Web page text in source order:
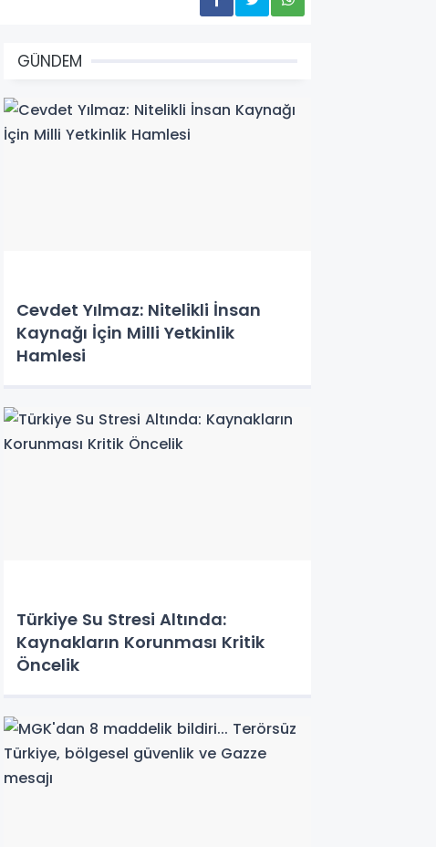
GÜNDEM
Cevdet Yılmaz: Nitelikli İnsan
Kaynağı İçin Milli Yetkinlik
Hamlesi
Türkiye Su Stresi Altında:
Kaynakların Korunması Kritik
Öncelik